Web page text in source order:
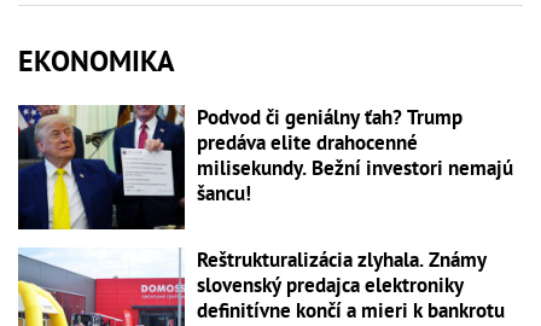
EKONOMIKA
Podvod či geniálny ťah? Trump
predáva elite drahocenné
milisekundy. Bežní investori nemajú
šancu!
Reštrukturalizácia zlyhala. Známy
slovenský predajca elektroniky
definitívne končí a mieri k bankrotu